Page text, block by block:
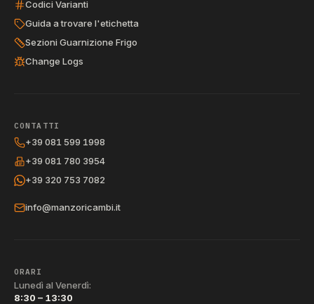
Codici Varianti
Guida a trovare l'etichetta
Sezioni Guarnizione Frigo
Change Logs
CONTATTI
+39 081 599 1998
+39 081 780 3954
+39 320 753 7082
info@manzoricambi.it
ORARI
Lunedì al Venerdì:
8:30 – 13:30